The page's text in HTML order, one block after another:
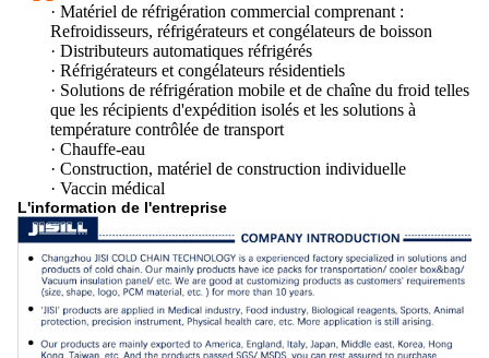
· Matériel de réfrigération commercial comprenant :
Refroidisseurs, réfrigérateurs et congélateurs de boisson
· Distributeurs automatiques réfrigérés
· Réfrigérateurs et congélateurs résidentiels
· Solutions de réfrigération mobile et de chaîne du froid telles
que les récipients d'expédition isolés et les solutions à
température contrôlée de transport
· Chauffe-eau
· Construction, matériel de construction individuelle
· Vaccin médical
L'information de l'entreprise